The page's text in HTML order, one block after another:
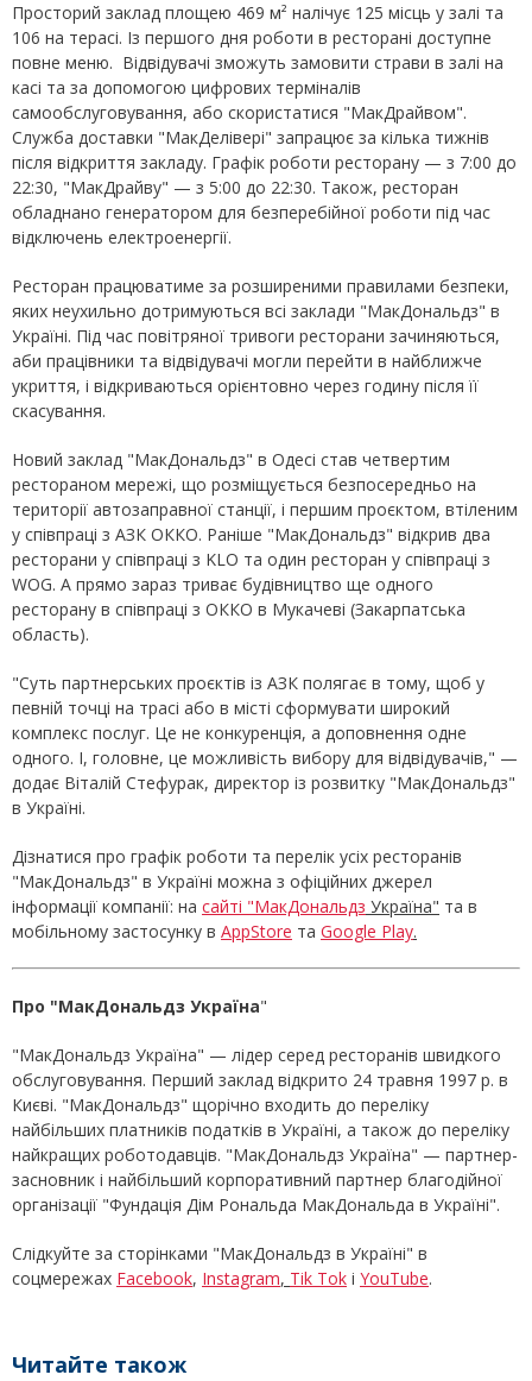
Просторий заклад площею 469 м² налічує 125 місць у залі та
106 на терасі. Із першого дня роботи в ресторані доступне
повне меню. Відвідувачі зможуть замовити страви в залі на
касі та за допомогою цифрових терміналів
самообслуговування, або скористатися "МакДрайвом".
Служба доставки "МакДелівері" запрацює за кілька тижнів
після відкриття закладу. Графік роботи ресторану — з 7:00 до
22:30, "МакДрайву" — з 5:00 до 22:30. Також, ресторан
обладнано генератором для безперебійної роботи під час
відключень електроенергії.
Ресторан працюватиме за розширеними правилами безпеки,
яких неухильно дотримуються всі заклади "МакДональдз" в
Україні. Під час повітряної тривоги ресторани зачиняються,
аби працівники та відвідувачі могли перейти в найближче
укриття, і відкриваються орієнтовно через годину після її
скасування.
Новий заклад "МакДональдз" в Одесі став четвертим
рестораном мережі, що розміщується безпосередньо на
території автозаправної станції, і першим проєктом, втіленим
у співпраці з АЗК ОККО. Раніше "МакДональдз" відкрив два
ресторани у співпраці з KLO та один ресторан у співпраці з
WOG. А прямо зараз триває будівництво ще одного
ресторану в співпраці з ОККО в Мукачеві (Закарпатська
область).
"Суть партнерських проєктів із АЗК полягає в тому, щоб у
певній точці на трасі або в місті сформувати широкий
комплекс послуг. Це не конкуренція, а доповнення одне
одного. І, головне, це можливість вибору для відвідувачів," —
додає Віталій Стефурак, директор із розвитку "МакДональдз"
в Україні.
Дізнатися про графік роботи та перелік усіх ресторанів
"МакДональдз" в Україні можна з офіційних джерел
інформації компанії: на сайті "МакДональдз Україна" та в
мобільному застосунку в AppStore та Google Play.
Про "МакДональдз Україна"
"МакДональдз Україна" — лідер серед ресторанів швидкого
обслуговування. Перший заклад відкрито 24 травня 1997 р. в
Києві. "МакДональдз" щорічно входить до переліку
найбільших платників податків в Україні, а також до переліку
найкращих роботодавців. "МакДональдз Україна" — партнер-
засновник і найбільший корпоративний партнер благодійної
організації "Фундація Дім Рональда МакДональда в Україні".
Слідкуйте за сторінками "МакДональдз в Україні" в
соцмережах Facebook, Instagram, Tik Tok і YouTube.
Читайте також